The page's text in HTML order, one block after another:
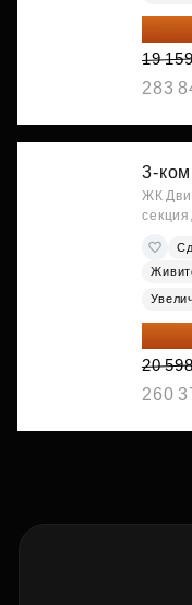
15
19
283
3-
ЖК
18
20
260